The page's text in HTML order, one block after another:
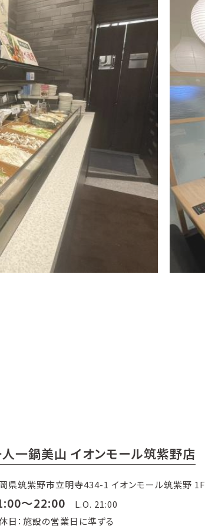
一鍋美山 イオンモール筑紫野店
県筑紫野市立明寺434-1 イオンモール筑紫野 1F
～22:00 L.O. 21:00
日：施設の営業日に準ずる